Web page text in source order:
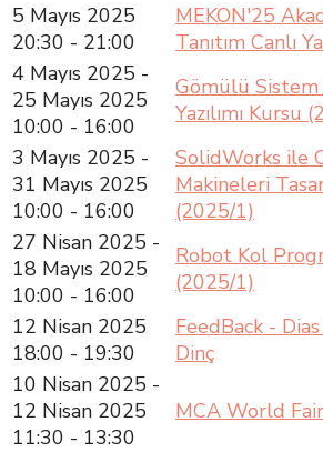
5 Mayıs 2025
20:30 - 21:00
MEKON'25
Tanıtım Canlı
4 Mayıs 2025 -
25 Mayıs 2025
10:00 - 16:00
Gömülü Sistem
Yazılımı Kursu
3 Mayıs 2025 -
31 Mayıs 2025
10:00 - 16:00
SolidWorks ile
Makineleri
(2025/1)
27 Nisan 2025 -
18 Mayıs 2025
10:00 - 16:00
Robot Kol
(2025/1)
12 Nisan 2025
18:00 - 19:30
FeedBack -
Dinç
10 Nisan 2025 -
12 Nisan 2025
11:30 - 13:30
MCA World